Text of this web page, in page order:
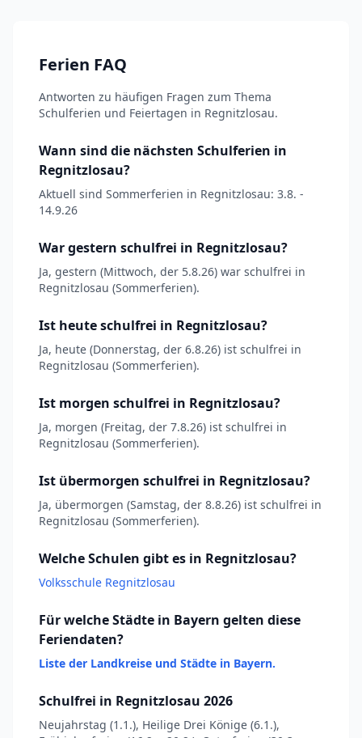
Ferien FAQ
Antworten zu häufigen Fragen zum Thema
Schulferien und Feiertagen in Regnitzlosau.
Wann sind die nächsten Schulferien in
Regnitzlosau?
Aktuell sind Sommerferien in Regnitzlosau: 3.8. -
14.9.26
War gestern schulfrei in Regnitzlosau?
Ja, gestern (Mittwoch, der 5.8.26) war schulfrei in
Regnitzlosau (Sommerferien).
Ist heute schulfrei in Regnitzlosau?
Ja, heute (Donnerstag, der 6.8.26) ist schulfrei in
Regnitzlosau (Sommerferien).
Ist morgen schulfrei in Regnitzlosau?
Ja, morgen (Freitag, der 7.8.26) ist schulfrei in
Regnitzlosau (Sommerferien).
Ist übermorgen schulfrei in Regnitzlosau?
Ja, übermorgen (Samstag, der 8.8.26) ist schulfrei in
Regnitzlosau (Sommerferien).
Welche Schulen gibt es in Regnitzlosau?
Volksschule Regnitzlosau
Für welche Städte in Bayern gelten diese
Feriendaten?
Liste der Landkreise und Städte in Bayern.
Schulfrei in Regnitzlosau 2026
Neujahrstag (1.1.), Heilige Drei Könige (6.1.),